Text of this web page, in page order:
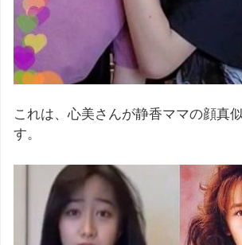
これは、心美さんが静香ママの顔真
す。